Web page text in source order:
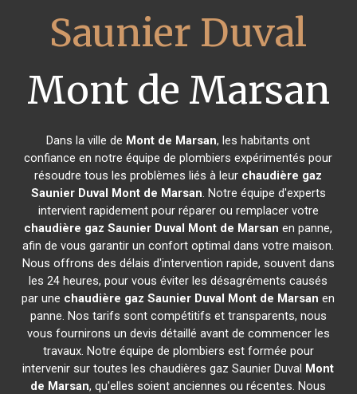
Saunier Duval
Mont de Marsan
Dans la ville de Mont de Marsan, les habitants ont
confiance en notre équipe de plombiers expérimentés pour
résoudre tous les problèmes liés à leur chaudière gaz
Saunier Duval Mont de Marsan. Notre équipe d'experts
intervient rapidement pour réparer ou remplacer votre
chaudière gaz Saunier Duval Mont de Marsan en panne,
afin de vous garantir un confort optimal dans votre maison.
Nous offrons des délais d'intervention rapide, souvent dans
les 24 heures, pour vous éviter les désagréments causés
par une chaudière gaz Saunier Duval Mont de Marsan en
panne. Nos tarifs sont compétitifs et transparents, nous
vous fournirons un devis détaillé avant de commencer les
travaux. Notre équipe de plombiers est formée pour
intervenir sur toutes les chaudières gaz Saunier Duval Mont
de Marsan, qu'elles soient anciennes ou récentes. Nous